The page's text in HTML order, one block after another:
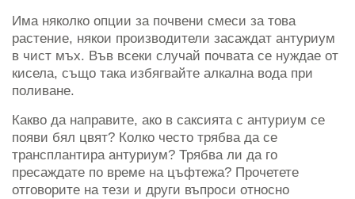
Има няколко опции за почвени смеси за това
растение, някои производители засаждат антуриум
в чист мъх. Във всеки случай почвата се нуждае от
кисела, също така избягвайте алкална вода при
поливане.
Какво да направите, ако в саксията с антуриум се
появи бял цвят? Колко често трябва да се
трансплантира антуриум? Трябва ли да го
пресаждате по време на цъфтежа? Прочетете
отговорите на тези и други въпроси относно